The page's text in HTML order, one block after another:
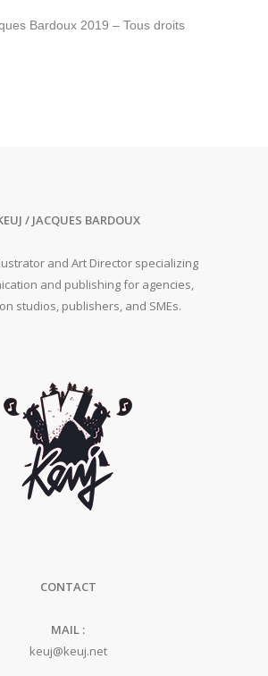
Bardoux 2019 – Tous droits
/ JACQUES BARDOUX
and Art Director specializing
and publishing for agencies,
studios, publishers, and SMEs.
CONTACT
MAIL :
keuj@keuj.net